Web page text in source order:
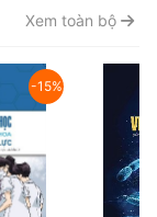
Xem toàn bộ
-15%